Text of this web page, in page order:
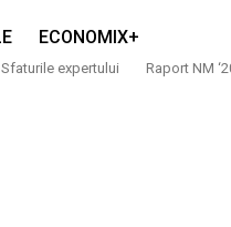
ECONOMIX+
Sfaturile expertului Raport NM